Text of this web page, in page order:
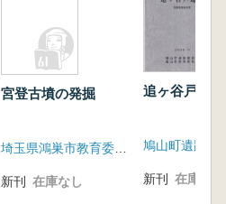
宮登古墳の発掘
埼玉県鴻巣市教育委員会
新刊 在庫なし
追ヶ谷戸遺跡
新刊 在庫なし